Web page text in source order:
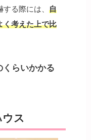
る際には、 自
く考えた上で比
くらいかかる
ス